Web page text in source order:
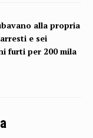
alla propria
e sei
furti per 200 mila